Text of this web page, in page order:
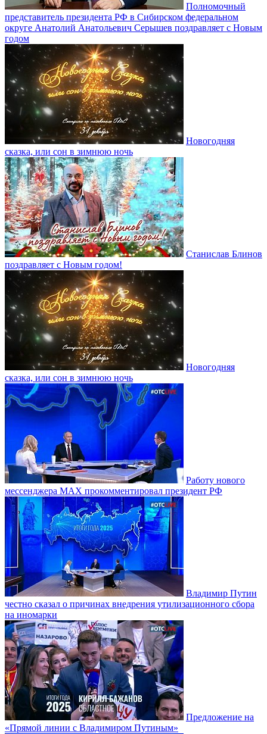
Полномочный
представитель президента РФ в Сибирском федеральном
округе Анатолий Анатольевич Серышев поздравляет с Новым
годом
Новогодняя
сказка, или сон в зимнюю ночь
Станислав Блинов
поздравляет с Новым годом!
Новогодняя
сказка, или сон в зимнюю ночь
Работу нового
мессенджера MAX прокомментировал президент РФ
Владимир Путин
честно сказал о причинах внедрения утилизационного сбора
на иномарки
Предложение на
«Прямой линии с Владимиром Путиным»